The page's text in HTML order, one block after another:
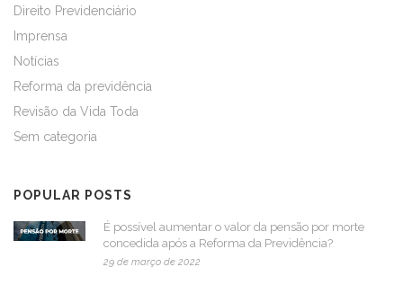
Direito Previdenciário
Imprensa
Notícias
Reforma da previdência
Revisão da Vida Toda
Sem categoria
POPULAR POSTS
É possível aumentar o valor da pensão por morte
concedida após a Reforma da Previdência?
29 de março de 2022